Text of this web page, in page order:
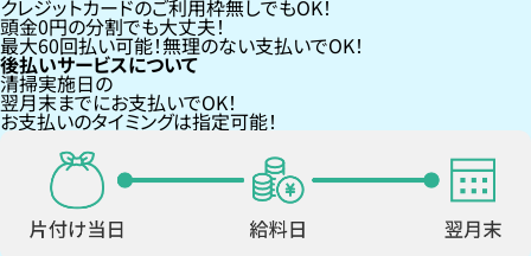
クレジットカードのご利用枠無しでもOK！
頭金0円の分割でも大丈夫！
最大60回払い可能！無理のない支払いでOK！
後払いサービスについて
清掃実施日の
翌月末までにお支払いでOK！
お支払いのタイミングは指定可能！